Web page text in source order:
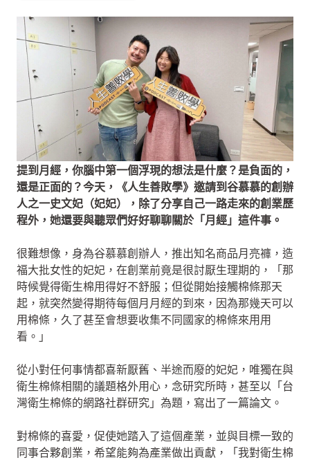
提到月經，你腦中第一個浮現的想法是什麼？是負面的，
還是正面的？今天，《人生善敗學》邀請到谷慕慕的創辦
人之一史文妃（妃妃），除了分享自己一路走來的創業歷
程外，她還要與聽眾們好好聊聊關於「月經」這件事。
很難想像，身為谷慕慕創辦人，推出知名商品月亮褲，造
福大批女性的妃妃，在創業前竟是很討厭生理期的，「那
時候覺得衛生棉用得好不舒服；但從開始接觸棉條那天
起，就突然變得期待每個月月經的到來，因為那幾天可以
用棉條，久了甚至會想要收集不同國家的棉條來用用
看。」
從小對任何事情都喜新厭舊、半途而廢的妃妃，唯獨在與
衛生棉條相關的議題格外用心，念研究所時，甚至以「台
灣衛生棉條的網路社群研究」為題，寫出了一篇論文。
對棉條的喜愛，促使她踏入了這個產業，並與目標一致的
同事合夥創業，希望能夠為產業做出貢獻，「我對衛生棉